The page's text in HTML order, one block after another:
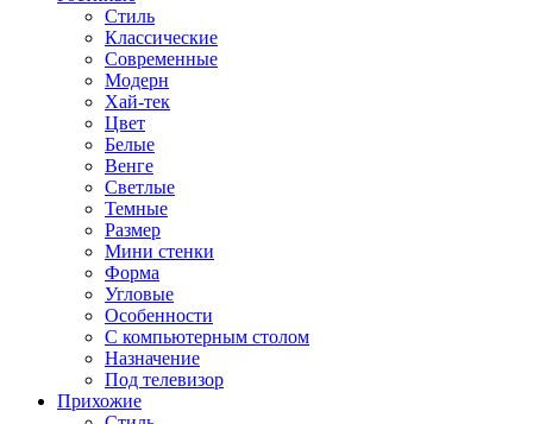
Стиль
Классические
Современные
Модерн
Хай-тек
Цвет
Белые
Венге
Светлые
Темные
Размер
Мини стенки
Форма
Угловые
Особенности
С компьютерным столом
Назначение
Под телевизор
Прихожие